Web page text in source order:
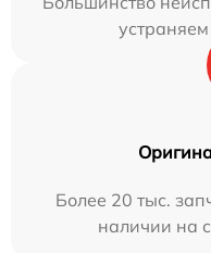
Более 20 тыс.
наличии на